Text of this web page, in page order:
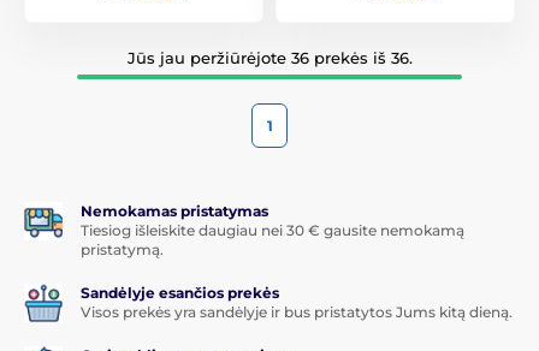
Jūs jau peržiūrėjote 36 prekės iš 36.
1
Nemokamas pristatymas
Tiesiog išleiskite daugiau nei 30 € gausite nemokamą
pristatymą.
Sandėlyje esančios prekės
Visos prekės yra sandėlyje ir bus pristatytos Jums kitą dieną.